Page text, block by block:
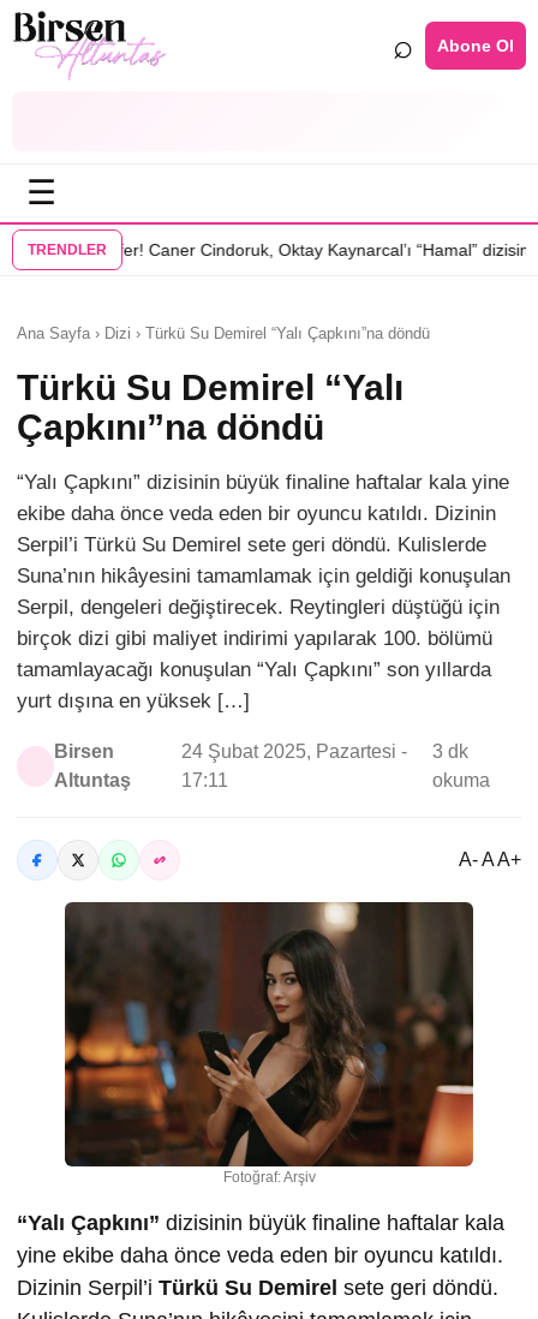
⌕ Abone Ol
☰
TRENDLER
Caner Cindoruk, Oktay Kaynarcal’ı “Hamal” dizisinde•Hande
Ana Sayfa › Dizi › Türkü Su Demirel “Yalı Çapkını”na döndü
Türkü Su Demirel “Yalı
Çapkını”na döndü
“Yalı Çapkını” dizisinin büyük finaline haftalar kala yine
ekibe daha önce veda eden bir oyuncu katıldı. Dizinin
Serpil’i Türkü Su Demirel sete geri döndü. Kulislerde
Suna’nın hikâyesini tamamlamak için geldiği konuşulan
Serpil, dengeleri değiştirecek. Reytingleri düştüğü için
birçok dizi gibi maliyet indirimi yapılarak 100. bölümü
tamamlayacağı konuşulan “Yalı Çapkını” son yıllarda
yurt dışına en yüksek […]
Birsen
Altuntaş
24 Şubat 2025, Pazartesi -
17:11
3 dk
okuma
A- A A+
Fotoğraf: Arşiv
“Yalı Çapkını” dizisinin büyük finaline haftalar kala
yine ekibe daha önce veda eden bir oyuncu katıldı.
Dizinin Serpil’i Türkü Su Demirel sete geri döndü.